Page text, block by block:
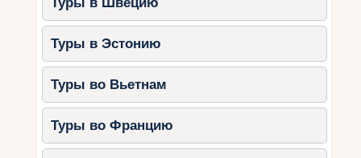
Туры в Эстонию
Туры во Вьетнам
Туры во Францию